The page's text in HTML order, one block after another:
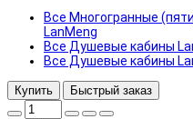
Все Многогранные
LanMeng
Все Душевые кабины
Все Душевые кабины
Купить Быстрый заказ